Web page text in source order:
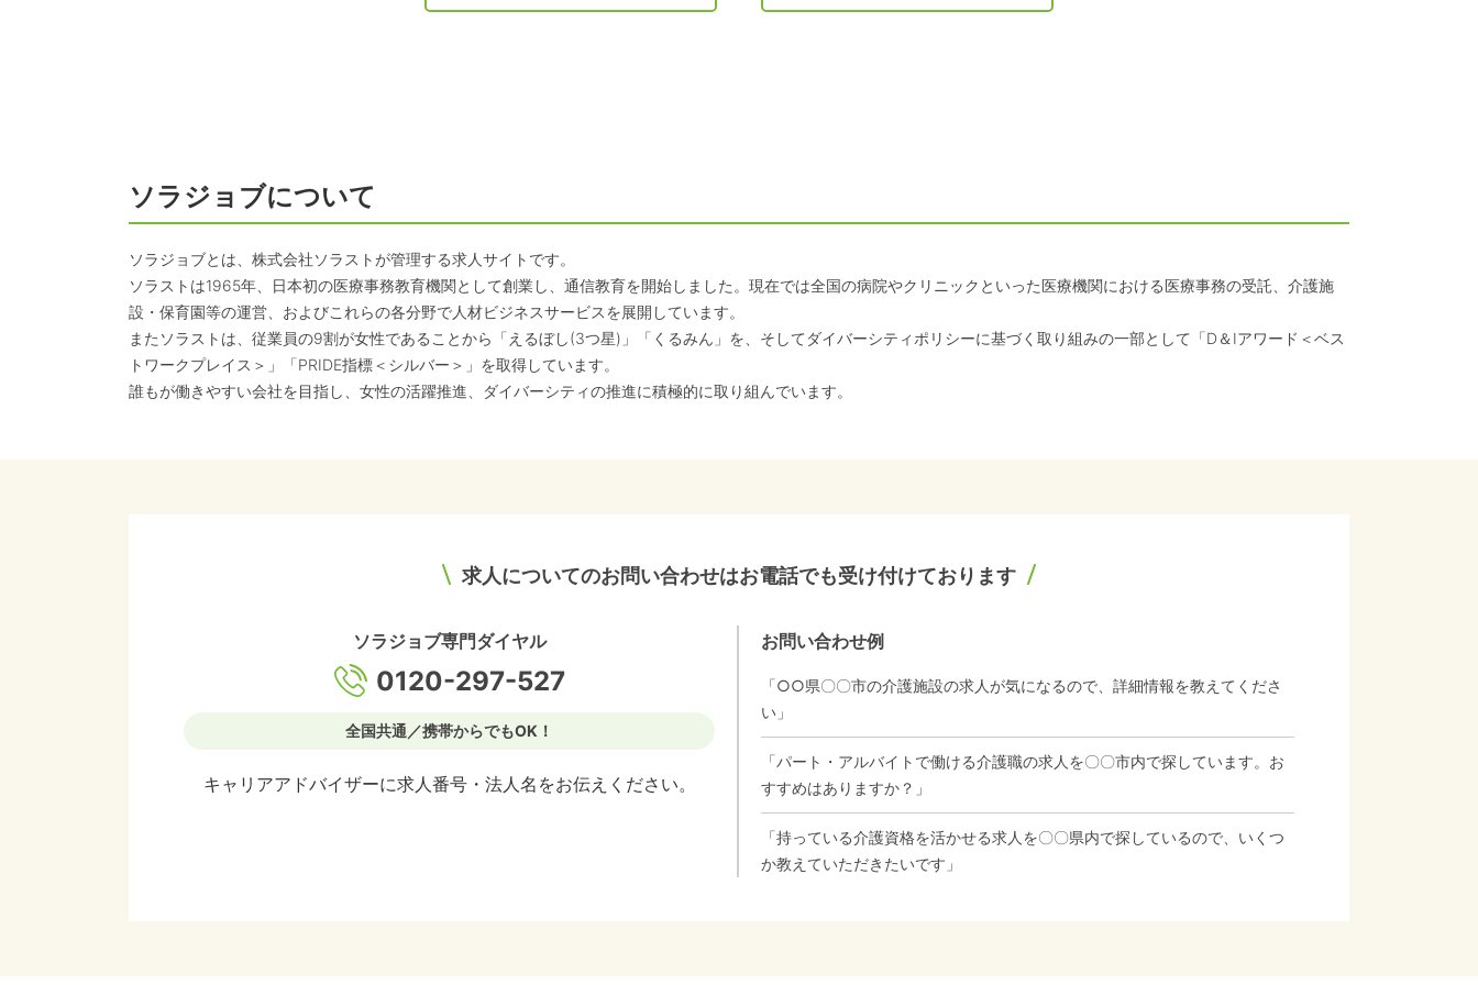
ソラジョブについて
ソラジョブとは、株式会社ソラストが管理する求人サイトです。
ソラストは1965年、日本初の医療事務教育機関として創業し、通信教育を開始しました。現在では全国の病院やクリニックといった医療機関における医療事務の受託、介護施
設・保育園等の運営、およびこれらの各分野で人材ビジネスサービスを展開しています。
またソラストは、従業員の9割が女性であることから「えるぼし(3つ星)」「くるみん」を、そしてダイバーシティポリシーに基づく取り組みの一部として「D＆Iアワード＜ベス
トワークプレイス＞」「PRIDE指標＜シルバー＞」を取得しています。
誰もが働きやすい会社を目指し、女性の活躍推進、ダイバーシティの推進に積極的に取り組んでいます。
求人についてのお問い合わせはお電話でも受け付けております
ソラジョブ専門ダイヤル
0120-297-527
全国共通／携帯からでもOK！
キャリアアドバイザーに求人番号・法人名をお伝えください。
お問い合わせ例
「○○県〇〇市の介護施設の求人が気になるので、詳細情報を教えてくださ
い」
「パート・アルバイトで働ける介護職の求人を〇〇市内で探しています。お
すすめはありますか？」
「持っている介護資格を活かせる求人を〇〇県内で探しているので、いくつ
か教えていただきたいです」